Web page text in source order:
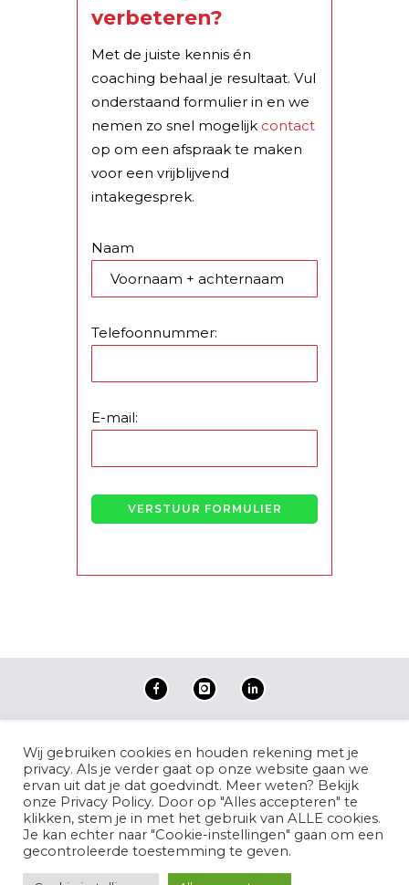
verbeteren?
Met de juiste kennis én
coaching behaal je resultaat. Vul
onderstaand formulier in en we
nemen zo snel mogelijk contact
op om een afspraak te maken
voor een vrijblijvend
intakegesprek.
Naam
Telefoonnummer:
E-mail:
Copyright Coronel
Sports.Privacy Policy
Webdesign by
marcokristelijn.nl
Wij gebruiken cookies en houden rekening met je
privacy. Als je verder gaat op onze website gaan we
ervan uit dat je dat goedvindt. Meer weten? Bekijk
onze Privacy Policy. Door op "Alles accepteren" te
klikken, stem je in met het gebruik van ALLE cookies.
Je kan echter naar "Cookie-instellingen" gaan om een
gecontroleerde toestemming te geven.